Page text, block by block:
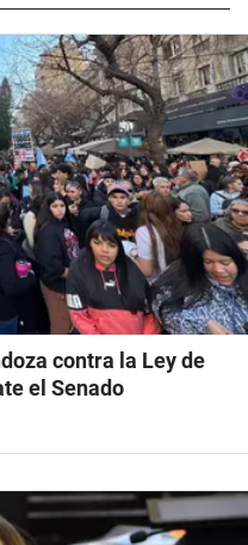
contra la Ley de
el Senado